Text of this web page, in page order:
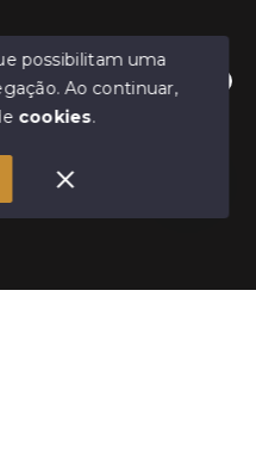
para te ajudar.
Gestor Imobiliário -
possibilitam uma
Ao continuar,
cookies.